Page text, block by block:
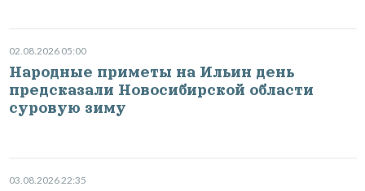
02.08.2026 05:00
Народные приметы на Ильин день
предсказали Новосибирской области
суровую зиму
03.08.2026 22:35